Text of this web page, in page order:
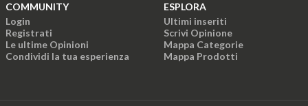
COMMUNITY
Login
Registrati
Le ultime Opinioni
Condividi la tua esperienza
ESPLORA
Ultimi inseriti
Scrivi Opinione
Mappa Categorie
Mappa Prodotti